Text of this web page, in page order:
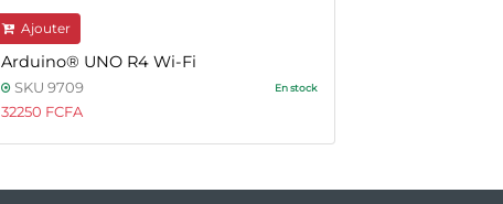
Ajouter
Arduino® UNO R4 Wi-Fi
SKU 9709 En stock
32250 FCFA